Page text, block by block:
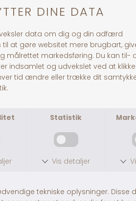
DKK 129,00